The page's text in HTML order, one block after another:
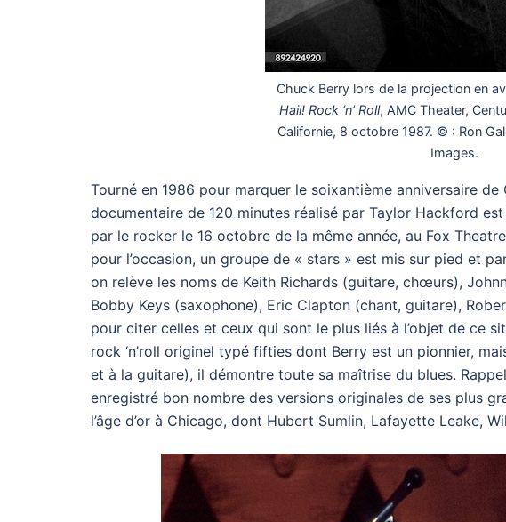
Chuck Berry lors de la projection en
Hail! Rock ‘n’ Roll, AMC Theater,
Californie, 8 octobre 1987. © : Ron
Images.
Tourné en 1986 pour marquer le soixantième anniversaire
documentaire de 120 minutes réalisé par Taylor Hackford
par le rocker le 16 octobre de la même année, au Fox
pour l’occasion, un groupe de « stars » est mis sur pied et
on relève les noms de Keith Richards (guitare, chœurs),
Bobby Keys (saxophone), Eric Clapton (chant, guitare),
pour citer celles et ceux qui sont le plus liés à l’objet de ce
rock ‘n’roll originel typé fifties dont Berry est un pionnier,
et à la guitare), il démontre toute sa maîtrise du blues.
enregistré bon nombre des versions originales de ses plus
l’âge d’or à Chicago, dont Hubert Sumlin, Lafayette Leake,